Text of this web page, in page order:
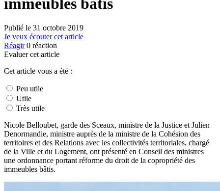
immeubles bâtis
Publié le 31 octobre 2019
Je veux écouter cet article
Réagir 0 réaction
Evaluer cet article
Cet article vous a été :
Peu utile
Utile
Très utile
Nicole Belloubet, garde des Sceaux, ministre de la Justice et Julien
Denormandie, ministre auprès de la ministre de la Cohésion des
territoires et des Relations avec les collectivités territoriales, chargé
de la Ville et du Logement, ont présenté en Conseil des ministres
une ordonnance portant réforme du droit de la copropriété des
immeubles bâtis.